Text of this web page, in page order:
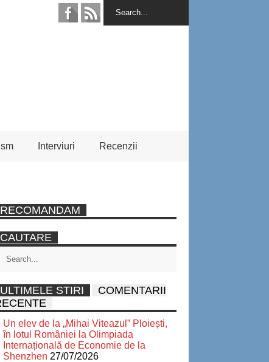
Interviuri Recenzii
RECOMANDAM
CAUTARE
ULTIMELE STIRI
COMENTARII
Un elev de la „Mihai Viteazul” Ploiești,
în lotul României la Olimpiada
Internațională de Economie de la
Shenzhen 27/07/2026